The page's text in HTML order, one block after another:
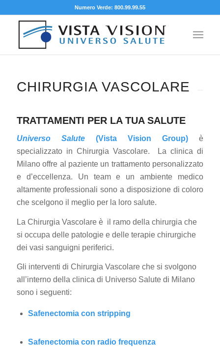
Numero Verde: 800.99.99.55
CHIRURGIA VASCOLARE
TRATTAMENTI PER LA TUA SALUTE
Universo Salute(Vista Vision Group)è
specializzato in Chirurgia Vascolare. La clinica di
Milano offre al paziente un trattamento personalizzato
e d’eccellenza. Un team e un ambiente medico
altamente professionali sono a disposizione di coloro
che scelgono il meglio per la loro salute.
La Chirurgia Vascolare è il ramo della chirurgia che
si occupa delle patologie e delle terapie chirurgiche
dei vasi sanguigni periferici.
Gli interventi di Chirurgia Vascolare che si svolgono
all’interno della clinica di Universo Salute di Milano
sono i seguenti:
Safenectomia con stripping
Safenectomia con radio frequenza